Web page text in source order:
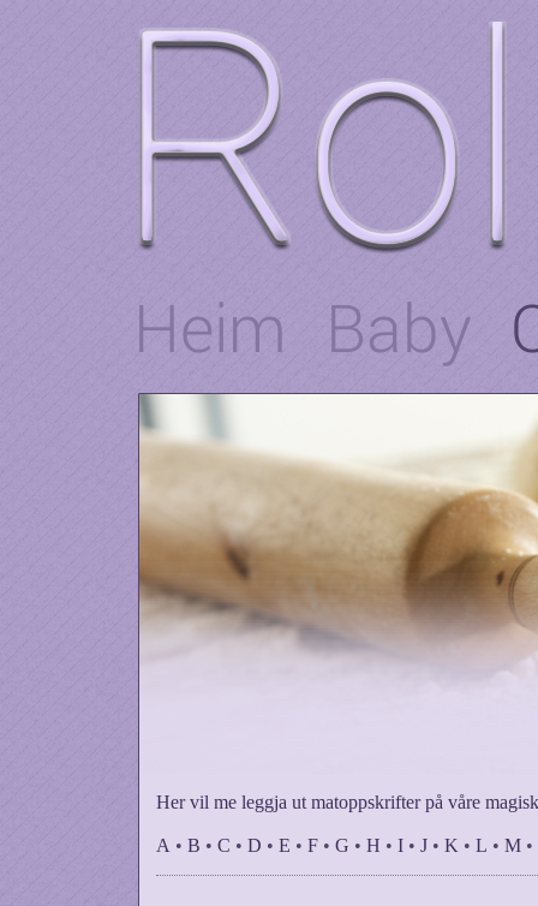
Heim Baby
Her vil me leggja ut matoppskrifter på våre
A • B • C • D • E • F• G • H • I• J• K • L • M•